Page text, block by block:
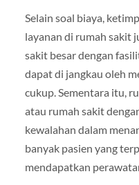
Selain soal biaya,
layanan di rumah sakit
sakit besar dengan
dapat di jangkau oleh
cukup. Sementara itu,
atau rumah sakit
kewalahan dalam
banyak pasien yang
mendapatkan